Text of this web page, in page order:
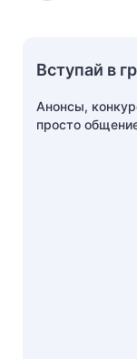
Вступай в
Анонсы,
просто